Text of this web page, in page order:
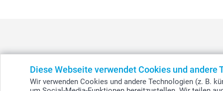
Diese Webseite verwendet Cookies und andere
Wir verwenden Cookies und andere Technologien (z. B.